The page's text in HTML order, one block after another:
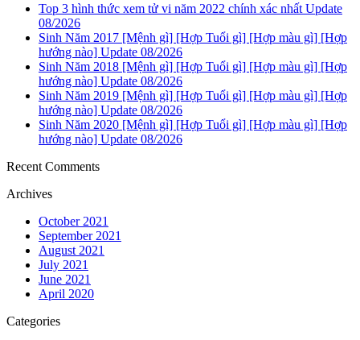
Top 3 hình thức xem tử vi năm 2022 chính xác nhất Update
08/2026
Sinh Năm 2017 [Mệnh gì] [Hợp Tuổi gì] [Hợp màu gì] [Hợp
hướng nào] Update 08/2026
Sinh Năm 2018 [Mệnh gì] [Hợp Tuổi gì] [Hợp màu gì] [Hợp
hướng nào] Update 08/2026
Sinh Năm 2019 [Mệnh gì] [Hợp Tuổi gì] [Hợp màu gì] [Hợp
hướng nào] Update 08/2026
Sinh Năm 2020 [Mệnh gì] [Hợp Tuổi gì] [Hợp màu gì] [Hợp
hướng nào] Update 08/2026
Recent Comments
Archives
October 2021
September 2021
August 2021
July 2021
June 2021
April 2020
Categories